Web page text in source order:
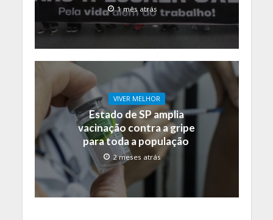
1 mês atrás
VIVER MELHOR
Estado de SP amplia
vacinação contra a gripe
para toda a população
2 meses atrás